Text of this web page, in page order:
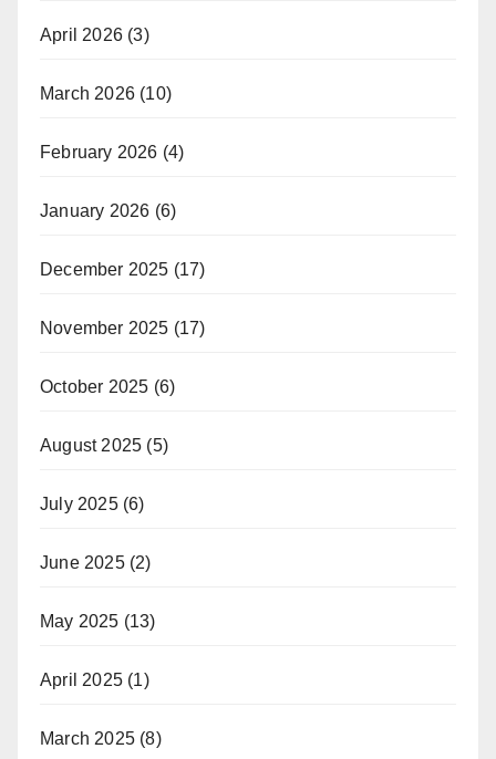
April 2026 (3)
March 2026 (10)
February 2026 (4)
January 2026 (6)
December 2025 (17)
November 2025 (17)
October 2025 (6)
August 2025 (5)
July 2025(6)
June 2025(2)
May 2025 (13)
April 2025 (1)
March 2025 (8)